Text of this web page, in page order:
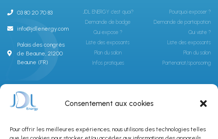
Consentement aux cookies
Pour offrir les meilleures expériences, nous utilisons des technologies telles
03 80 20 70 83
info@jdlenergy.com
Palais des congrès
de Beaune, 21200
Beaune (FR)
JDL ENERGY c'est quoi?
Demande de badge
Qui expose ?
Liste des exposants
Plan du salon
Infos pratiques
Pourquoi exposer ?
Demande de participation
Qui visite ?
Liste des exposants
Plan du salon
Partenariat/sponsoring
ABONNEZ-VOUS À LA NEWSLETTER JDLGROUPE